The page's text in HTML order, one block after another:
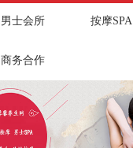
男士会所 按摩SPA
商务合作